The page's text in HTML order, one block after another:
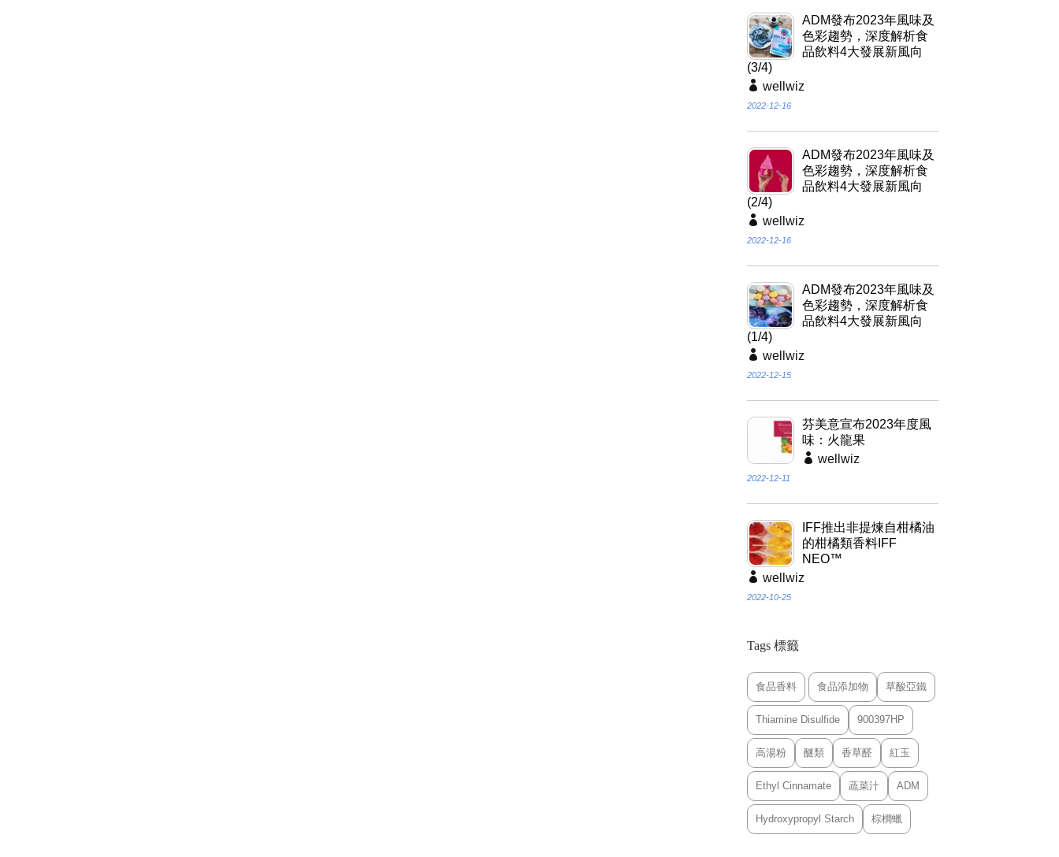
ADM發布2023年風味及
色彩趨勢，深度解析食
品飲料4大發展新風向
(3/4)
wellwiz
2022-12-16
ADM發布2023年風味及
色彩趨勢，深度解析食
品飲料4大發展新風向
(2/4)
wellwiz
2022-12-16
ADM發布2023年風味及
色彩趨勢，深度解析食
品飲料4大發展新風向
(1/4)
wellwiz
2022-12-15
芬美意宣布2023年度風
味：火龍果
wellwiz
2022-12-11
IFF推出非提煉自柑橘油
的柑橘類香料IFF
NEO™
wellwiz
2022-10-25
Tags 標籤
食品香料 食品添加物 草酸亞鐵
Thiamine Disulfide 900397HP
高湯粉 醚類 香草醛 紅玉
Ethyl Cinnamate 蔬菜汁 ADM
Hydroxypropyl Starch 棕櫚蠟